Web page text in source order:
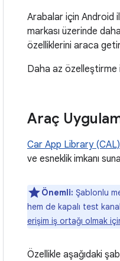
Arabalar için Android
markası üzerinde
özelliklerini araca
Daha az özelleştirme
Araç
Car App Library (CAL)
ve esneklik imkanı
Önemli: Şablonlu
hem de kapalı test
erişim iş ortağı olmak
Özellikle aşağıdaki